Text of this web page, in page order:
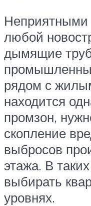
Неприятными
любой
дымящие
рядом с
находится
промзон,
скопление
выбросов
этажа. В
выбирать
уровнях.